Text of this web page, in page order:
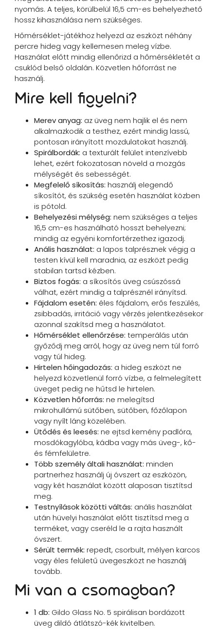
nyomás. A teljes, körülbelül 16,5 cm-es behelyezhető
hossz kihasználása nem szükséges.
Hőmérséklet-játékhoz helyezd az eszközt néhány
percre hideg vagy kellemesen meleg vízbe.
Használat előtt mindig ellenőrizd a hőmérsékletét a
csuklód belső oldalán. Közvetlen hőforrást ne
használj.
Mire kell figyelni?
Merev anyag: az üveg nem hajlik el és nem
alkalmazkodik a testhez, ezért mindig lassú,
pontosan irányított mozdulatokat használj.
Spirálbordák: a texturált felület intenzívebb
lehet, ezért fokozatosan növeld a mozgás
mélységét és sebességét.
Megfelelő síkosítás: használj elegendő
síkosítót, és szükség esetén használat közben
is pótold.
Behelyezési mélység: nem szükséges a teljes
16,5 cm-es használható hosszt behelyezni;
mindig az egyéni komfortérzethez igazodj.
Anális használat: a lapos talprésznek végig a
testen kívül kell maradnia, az eszközt pedig
stabilan tartsd kézben.
Biztos fogás: a síkosítós üveg csúszóssá
válhat, ezért mindig a talprésznél irányítsd.
Fájdalom esetén: éles fájdalom, erős feszülés,
zsibbadás, irritáció vagy vérzés jelentkezésekor
azonnal szakítsd meg a használatot.
Hőmérséklet ellenőrzése: temperálás után
győződj meg arról, hogy az üveg nem túl forró
vagy túl hideg.
Hirtelen hőingadozás: a hideg eszközt ne
helyezd közvetlenül forró vízbe, a felmelegített
üveget pedig ne hűtsd le hirtelen.
Közvetlen hőforrás: ne melegítsd
mikrohullámú sütőben, sütőben, főzőlapon
vagy nyílt láng közelében.
Ütődés és leesés: ne ejtsd kemény padlóra,
mosdókagylóba, kádba vagy más üveg-, kő-
és fémfelületre.
Több személy általi használat: minden
partnerhez használj új óvszert az eszközön,
vagy két használat között alaposan tisztítsd
meg.
Testnyílások közötti váltás: anális használat
után hüvelyi használat előtt tisztítsd meg a
terméket, vagy cseréld le a rajta használt
óvszert.
Sérült termék: repedt, csorbult, mélyen karcos
vagy éles felületű üvegeszközt ne használj
tovább.
Mi van a csomagban?
1 db: Gildo Glass No. 5 spirálisan bordázott
üveg dildó átlátszó-kék kivitelben.